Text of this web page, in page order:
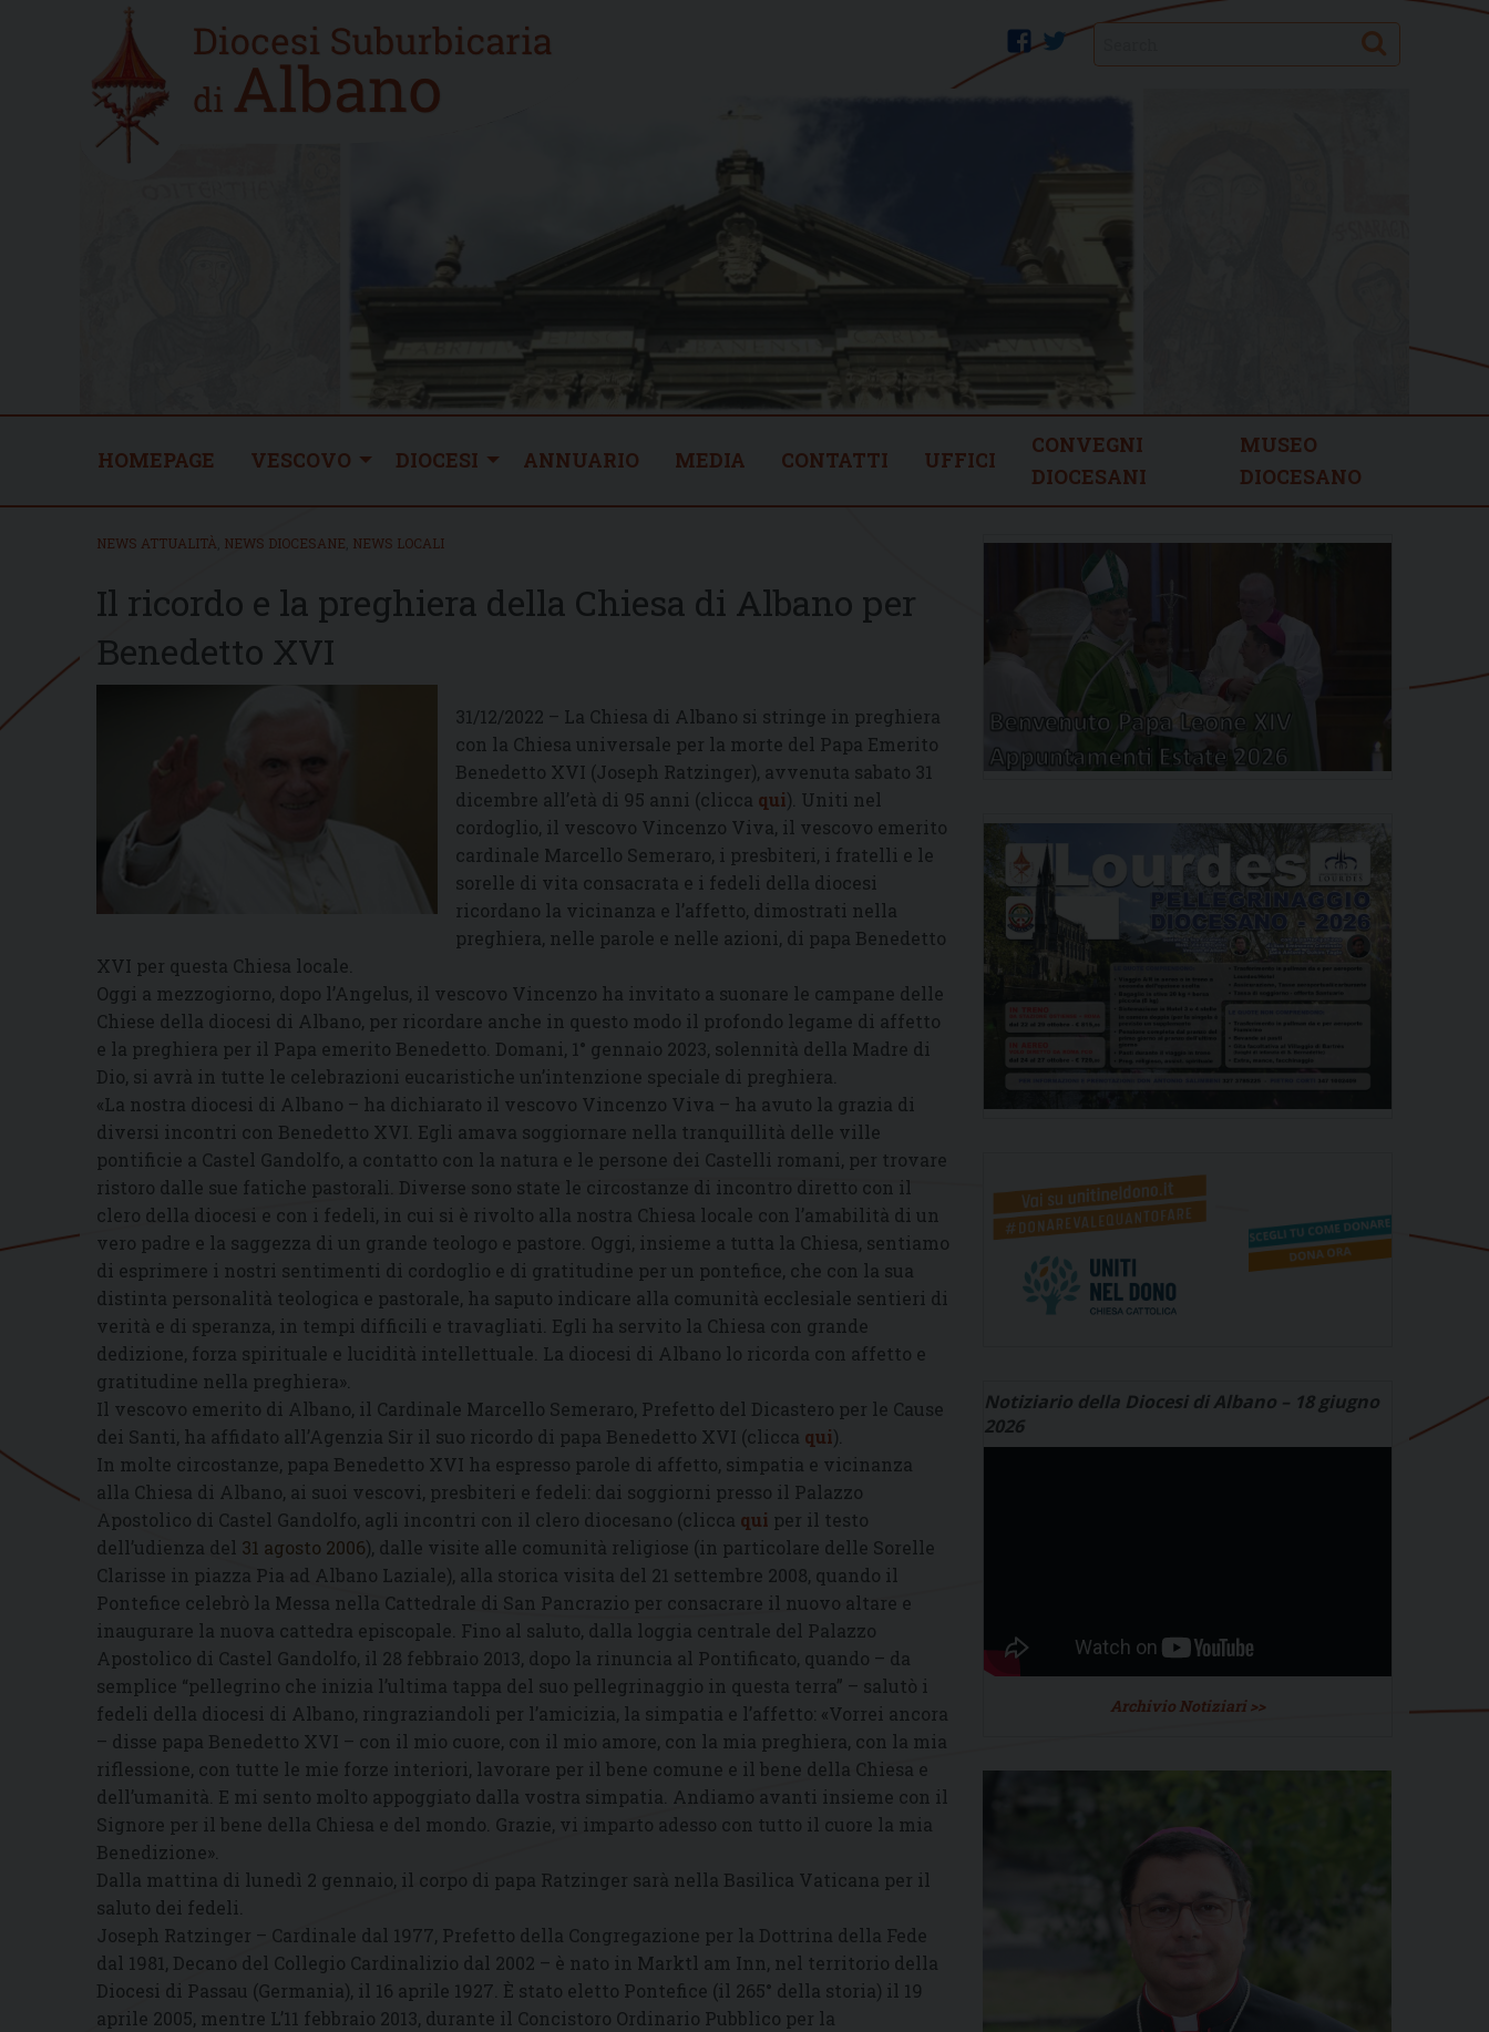
Home
new
twitter
facebook Search
HOMEPAGE VESCOVO DIOCESI ANNUARIO MEDIA CONTATTI UFFICI
CONVEGNI
DIOCESANI
MUSEO
DIOCESANO
NEWS ATTUALITÀ NEWS DIOCESANE NEWS LOCALI
Il ricordo e la preghiera della Chiesa di Albano per
Benedetto XVI
31/12/2022 – La Chiesa di Albano si stringe in preghiera
con la Chiesa universale per la morte del Papa Emerito
Benedetto XVI (Joseph Ratzinger), avvenuta sabato 31
dicembre all’età di 95 anni (clicca qui). Uniti nel
cordoglio, il vescovo Vincenzo Viva, il vescovo emerito
cardinale Marcello Semeraro, i presbiteri, i fratelli e le
sorelle di vita consacrata e i fedeli della diocesi
ricordano la vicinanza e l’affetto, dimostrati nella
preghiera, nelle parole e nelle azioni, di papa Benedetto
XVI per questa Chiesa locale.
Oggi a mezzogiorno, dopo l’Angelus, il vescovo Vincenzo ha invitato a suonare le campane delle
Chiese della diocesi di Albano, per ricordare anche in questo modo il profondo legame di affetto
e la preghiera per il Papa emerito Benedetto. Domani, 1° gennaio 2023, solennità della Madre di
Dio, si avrà in tutte le celebrazioni eucaristiche un’intenzione speciale di preghiera.
«La nostra diocesi di Albano – ha dichiarato il vescovo Vincenzo Viva – ha avuto la grazia di
diversi incontri con Benedetto XVI. Egli amava soggiornare nella tranquillità delle ville
pontificie a Castel Gandolfo, a contatto con la natura e le persone dei Castelli romani, per trovare
ristoro dalle sue fatiche pastorali. Diverse sono state le circostanze di incontro diretto con il
clero della diocesi e con i fedeli, in cui si è rivolto alla nostra Chiesa locale con l’amabilità di un
vero padre e la saggezza di un grande teologo e pastore. Oggi, insieme a tutta la Chiesa, sentiamo
di esprimere i nostri sentimenti di cordoglio e di gratitudine per un pontefice, che con la sua
distinta personalità teologica e pastorale, ha saputo indicare alla comunità ecclesiale sentieri di
verità e di speranza, in tempi difficili e travagliati. Egli ha servito la Chiesa con grande
dedizione, forza spirituale e lucidità intellettuale. La diocesi di Albano lo ricorda con affetto e
gratitudine nella preghiera».
Il vescovo emerito di Albano, il Cardinale Marcello Semeraro, Prefetto del Dicastero per le Cause
dei Santi, ha affidato all’Agenzia Sir il suo ricordo di papa Benedetto XVI (clicca qui).
In molte circostanze, papa Benedetto XVI ha espresso parole di affetto, simpatia e vicinanza
alla Chiesa di Albano, ai suoi vescovi, presbiteri e fedeli: dai soggiorni presso il Palazzo
Apostolico di Castel Gandolfo, agli incontri con il clero diocesano (clicca qui per il testo
dell’udienza del 31 agosto 2006), dalle visite alle comunità religiose (in particolare delle Sorelle
Clarisse in piazza Pia ad Albano Laziale), alla storica visita del 21 settembre 2008, quando il
Pontefice celebrò la Messa nella Cattedrale di San Pancrazio per consacrare il nuovo altare e
inaugurare la nuova cattedra episcopale. Fino al saluto, dalla loggia centrale del Palazzo
Apostolico di Castel Gandolfo, il 28 febbraio 2013, dopo la rinuncia al Pontificato, quando – da
semplice “pellegrino che inizia l’ultima tappa del suo pellegrinaggio in questa terra” – salutò i
fedeli della diocesi di Albano, ringraziandoli per l’amicizia, la simpatia e l’affetto: «Vorrei ancora
– disse papa Benedetto XVI – con il mio cuore, con il mio amore, con la mia preghiera, con la mia
riflessione, con tutte le mie forze interiori, lavorare per il bene comune e il bene della Chiesa e
dell’umanità. E mi sento molto appoggiato dalla vostra simpatia. Andiamo avanti insieme con il
Signore per il bene della Chiesa e del mondo. Grazie, vi imparto adesso con tutto il cuore la mia
Benedizione».
Dalla mattina di lunedì 2 gennaio, il corpo di papa Ratzinger sarà nella Basilica Vaticana per il
saluto dei fedeli.
Joseph Ratzinger – Cardinale dal 1977, Prefetto della Congregazione per la Dottrina della Fede
dal 1981, Decano del Collegio Cardinalizio dal 2002 – è nato in Marktl am Inn, nel territorio della
Diocesi di Passau (Germania), il 16 aprile 1927. È stato eletto Pontefice (il 265° della storia) il 19
aprile 2005, mentre L’11 febbraio 2013, durante il Concistoro Ordinario Pubblico per la
Notiziario della Diocesi di Albano – 18 giugno
2026
Archivio Notiziari >>